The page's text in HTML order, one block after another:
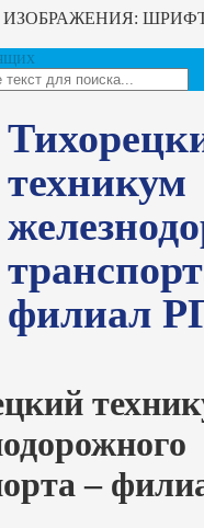
ИЗОБРАЖЕНИЯ:
техникум
филиал
–